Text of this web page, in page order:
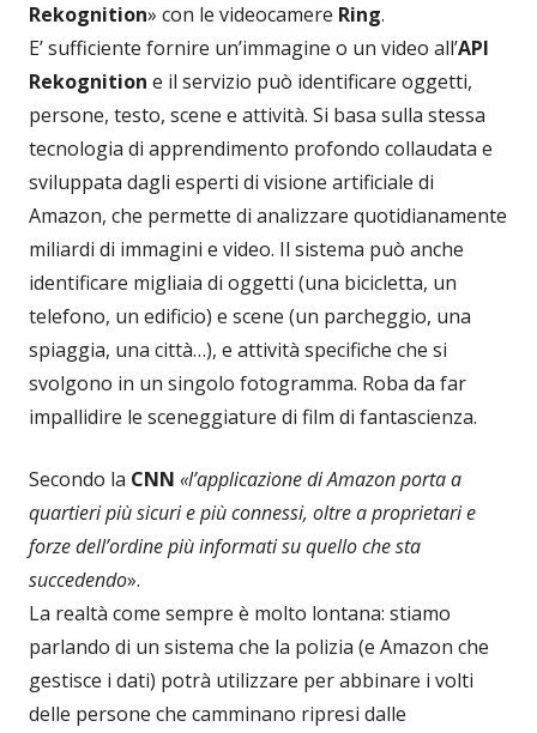
Rekognition» con le videocamere Ring.
E’ sufficiente fornire un’immagine o un video all’API
Rekognition e il servizio può identificare oggetti,
persone, testo, scene e attività. Si basa sulla stessa
tecnologia di apprendimento profondo collaudata e
sviluppata dagli esperti di visione artificiale di
Amazon, che permette di analizzare quotidianamente
miliardi di immagini e video. Il sistema può anche
identificare migliaia di oggetti (una bicicletta, un
telefono, un edificio) e scene (un parcheggio, una
spiaggia, una città…), e attività specifiche che si
svolgono in un singolo fotogramma. Roba da far
impallidire le sceneggiature di film di fantascienza.
Secondo la CNN «l’applicazione di Amazon porta a
quartieri più sicuri e più connessi, oltre a proprietari e
forze dell’ordine più informati su quello che sta
succedendo».
La realtà come sempre è molto lontana: stiamo
parlando di un sistema che la polizia (e Amazon che
gestisce i dati) potrà utilizzare per abbinare i volti
delle persone che camminano ripresi dalle